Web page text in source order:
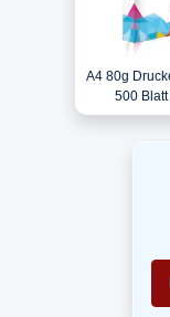
A4 80g
500 Blatt